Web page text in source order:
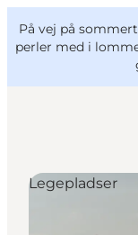
På vej på
perler med i
Oplevelser
VisitFyn
Deutsch
Legepladser